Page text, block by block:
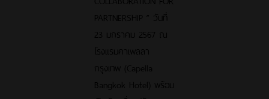
PARTNERSHIP ” วันที่
23 มกราคม 2567 ณ
โรงแรมคาเพลลา
กรุงเทพ (Capella
Bangkok Hotel) พร้อม